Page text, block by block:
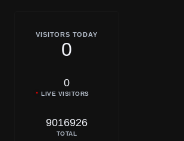
VISITORS TODAY
0
0
LIVE VISITORS
9016926
TOTAL